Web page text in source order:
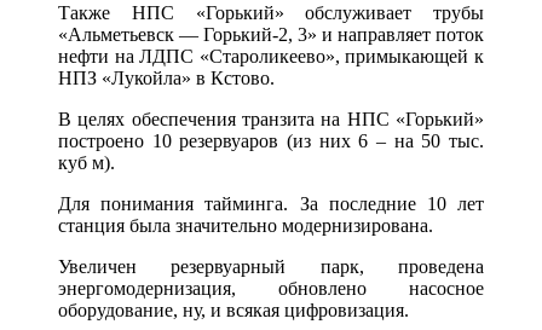
Также НПС «Горький» обслуживает трубы
«Альметьевск — Горький‑2, 3» и направляет поток
нефти на ЛДПС «Староликеево», примыкающей к
НПЗ «Лукойла» в Кстово.
В целях обеспечения транзита на НПС «Горький»
построено 10 резервуаров (из них 6 – на 50 тыс.
куб м).
Для понимания тайминга. За последние 10 лет
станция была значительно модернизирована.
Увеличен резервуарный парк, проведена
энергомодернизация, обновлено насосное
оборудование, ну, и всякая цифровизация.